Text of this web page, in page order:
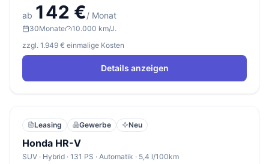
ab 142 €/ Monat
30Monate
10.000 km/J.
zzgl. 1.949 € einmalige Kosten
Details anzeigen
Leasing Gewerbe Neu
Honda HR-V
SUV · Hybrid · 131 PS · Automatik · 5,4 l/100km